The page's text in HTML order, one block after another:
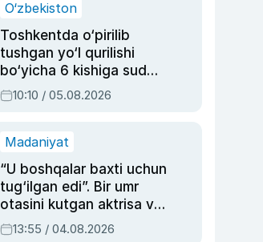
O‘zbekiston
Toshkentda o‘pirilib
tushgan yo‘l qurilishi
bo‘yicha 6 kishiga sud
hukmi o‘qildi
10:10 / 05.08.2026
Madaniyat
“U boshqalar baxti uchun
tug‘ilgan edi”. Bir umr
otasini kutgan aktrisa va
dublyaj ustasi Rimma
13:55 / 04.08.2026